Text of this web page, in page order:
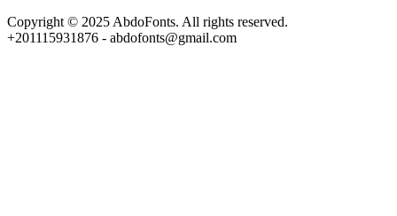
Copyright © 2025 AbdoFonts. All rights reserved.
+201115931876 - abdofonts@gmail.com